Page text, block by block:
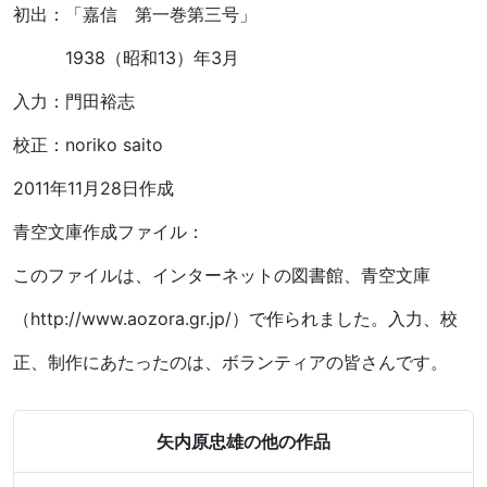
初出：「嘉信 第一巻第三号」
1938（昭和13）年3月
入力：門田裕志
校正：noriko saito
2011年11月28日作成
青空文庫作成ファイル：
このファイルは、インターネットの図書館、青空文庫
（http://www.aozora.gr.jp/）で作られました。入力、校
正、制作にあたったのは、ボランティアの皆さんです。
矢内原忠雄の他の作品